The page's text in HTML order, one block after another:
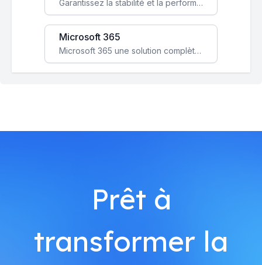
Garantissez la stabilité et la performance de votre entreprise avec une infrastructure IT sécurisée et évolutive.
Microsoft 365
Microsoft 365 une solution complète qui booste votre productivité, renforce la sécurité de vos données et facilite la collaboration.
Prêt à
transformer la